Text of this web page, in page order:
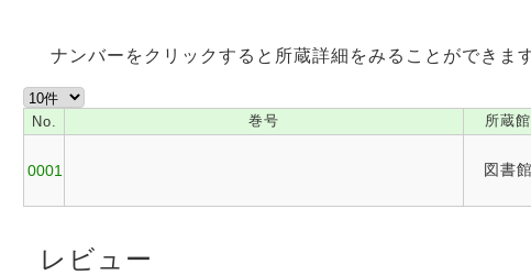
ナンバーをクリックすると所蔵詳細をみることができます
No. 巻号 所蔵館
0001 図書館
レビュー